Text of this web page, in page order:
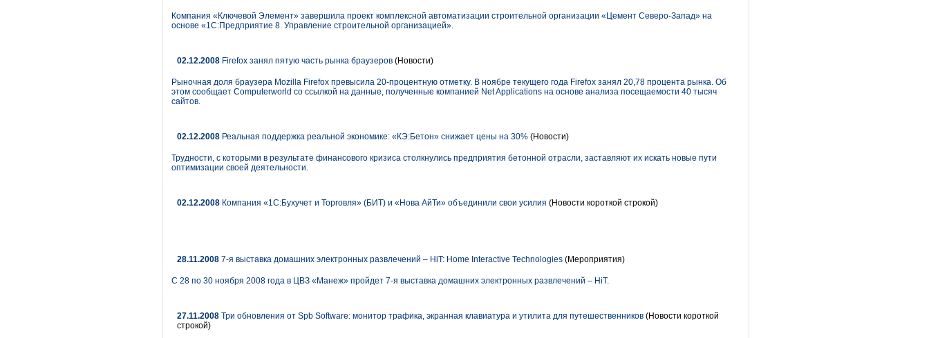
Компания «Ключевой Элемент» завершила проект комплексной автоматизации строительной организации «Цемент Северо-Запад» на
основе «1С:Предприятие 8. Управление строительной организацией».
02.12.2008 Firefox занял пятую часть рынка браузеров (Новости)
Рыночная доля браузера Mozilla Firefox превысила 20-процентную отметку. В ноябре текущего года Firefox занял 20,78 процента рынка. Об
этом сообщает Computerworld со ссылкой на данные, полученные компанией Net Applications на основе анализа посещаемости 40 тысяч
сайтов.
02.12.2008 Реальная поддержка реальной экономике: «КЭ:Бетон» снижает цены на 30% (Новости)
Трудности, с которыми в результате финансового кризиса столкнулись предприятия бетонной отрасли, заставляют их искать новые пути
оптимизации своей деятельности.
02.12.2008 Компания «1С:Бухучет и Торговля» (БИТ) и «Нова АйТи» объединили свои усилия (Новости короткой строкой)
28.11.2008 7-я выставка домашних электронных развлечений – HiT: Home Interactive Technologies (Мероприятия)
С 28 по 30 ноября 2008 года в ЦВЗ «Манеж» пройдет 7-я выставка домашних электронных развлечений – HiT.
27.11.2008 Три обновления от Spb Software: монитор трафика, экранная клавиатура и утилита для путешественников (Новости короткой
строкой)